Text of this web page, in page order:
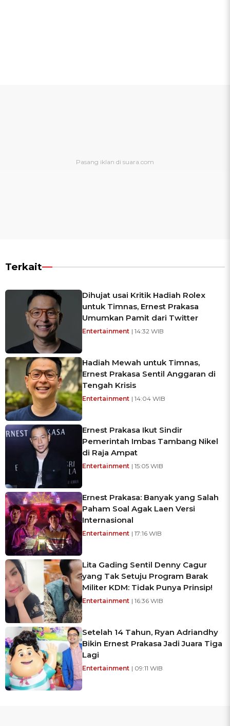
Terkait
Dihujat usai Kritik Hadiah Rolex
untuk Timnas, Ernest Prakasa
Umumkan Pamit dari Twitter
Entertainment | 14:32 WIB
Hadiah Mewah untuk Timnas,
Ernest Prakasa Sentil Anggaran di
Tengah Krisis
Entertainment | 14:04 WIB
Ernest Prakasa Ikut Sindir
Pemerintah Imbas Tambang Nikel
di Raja Ampat
Entertainment | 15:05 WIB
Ernest Prakasa: Banyak yang Salah
Paham Soal Agak Laen Versi
Internasional
Entertainment | 17:16 WIB
Lita Gading Sentil Denny Cagur
yang Tak Setuju Program Barak
Militer KDM: Tidak Punya Prinsip!
Entertainment | 16:36 WIB
Setelah 14 Tahun, Ryan Adriandhy
Bikin Ernest Prakasa Jadi Juara Tiga
Lagi
Entertainment | 09:11 WIB